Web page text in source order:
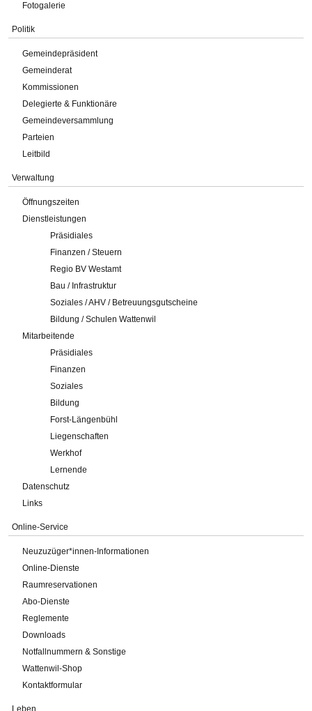
Fotogalerie
Politik
Gemeindepräsident
Gemeinderat
Kommissionen
Delegierte & Funktionäre
Gemeindeversammlung
Parteien
Leitbild
Verwaltung
Öffnungszeiten
Dienstleistungen
Präsidiales
Finanzen / Steuern
Regio BV Westamt
Bau / Infrastruktur
Soziales / AHV / Betreuungsgutscheine
Bildung / Schulen Wattenwil
Mitarbeitende
Präsidiales
Finanzen
Soziales
Bildung
Forst-Längenbühl
Liegenschaften
Werkhof
Lernende
Datenschutz
Links
Online-Service
Neuzuzüger*innen-Informationen
Online-Dienste
Raumreservationen
Abo-Dienste
Reglemente
Downloads
Notfallnummern & Sonstige
Wattenwil-Shop
Kontaktformular
Leben